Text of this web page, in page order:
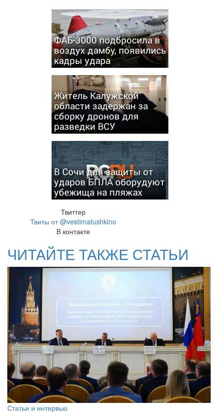
ФАБ-3000 подбросила в
воздух дамбу, появились
кадры удара
Житель Калужской
области задержан за
сборку дронов для
разведки ВСУ
В Сочи для защиты от
ударов БПЛА оборудуют
убежища на пляжах
Твиттер
Твиты от @vestimatushkino
В контакте
ЧИТАЙТЕ ТАКЖЕ СТАТЬИ
Статьи и интервью